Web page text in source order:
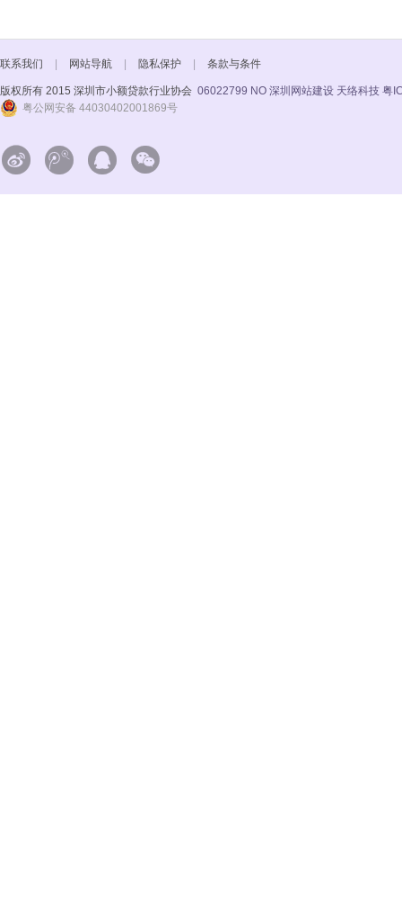
联系我们 网站导航 隐私保护 条款与条件
版权所有 2015 深圳市小额贷款行业协会 06022799 NO 深圳网站建设 天络科技 粤
粤公网安备 44030402001869号
   